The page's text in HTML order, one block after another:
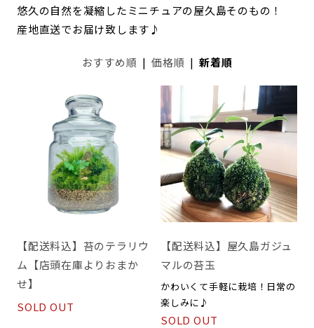
悠久の自然を凝縮したミニチュアの屋久島そのもの！
産地直送でお届け致します♪
おすすめ順 |価格順 |新着順
【配送料込】苔のテラリウ
ム【店頭在庫よりおまか
せ】
SOLD OUT
【配送料込】屋久島ガジュ
マルの苔玉
かわいくて手軽に栽培！日常の
楽しみに♪
SOLD OUT